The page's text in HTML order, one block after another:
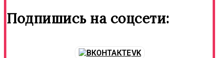
Подпишись на соцсети:
VK